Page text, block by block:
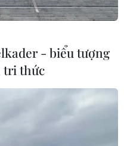
tác với Tổng cục
- biểu tượng
tri thức